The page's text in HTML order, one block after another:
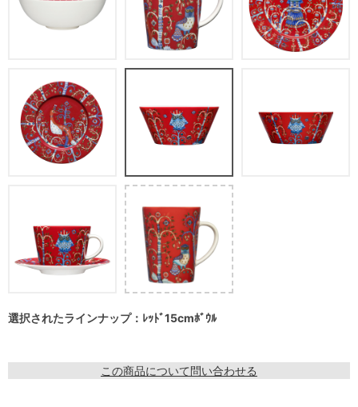
選択されたラインナップ：ﾚｯﾄﾞ15cmﾎﾞｳﾙ
この商品について問い合わせる